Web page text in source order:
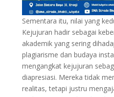
Sementara itu, nilai yang
Kejujuran hadir sebagai
akademik yang sering
plagiarisme dan budaya
mengangkat kejujuran
diapresiasi. Mereka tidak
realitas, tetapi justru